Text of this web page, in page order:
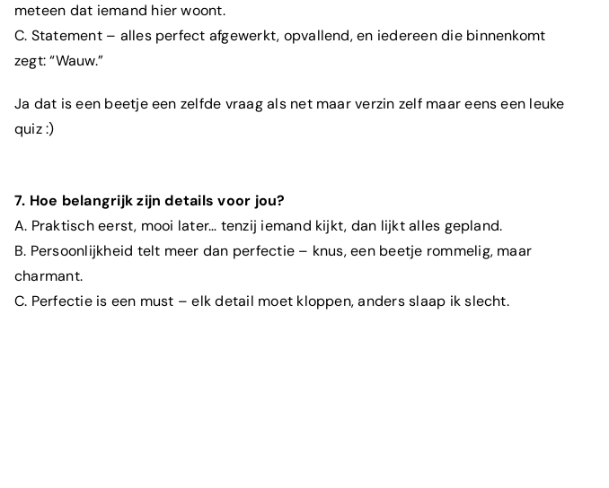
meteen dat iemand hier woont.
C. Statement – alles perfect afgewerkt, opvallend, en iedereen die binnenkomt
zegt: “Wauw.”
Ja dat is een beetje een zelfde vraag als net maar verzin zelf maar eens een leuke
quiz :)
7. Hoe belangrijk zijn details voor jou?
A. Praktisch eerst, mooi later… tenzij iemand kijkt, dan lijkt alles gepland.
B. Persoonlijkheid telt meer dan perfectie – knus, een beetje rommelig, maar
charmant.
C. Perfectie is een must – elk detail moet kloppen, anders slaap ik slecht.